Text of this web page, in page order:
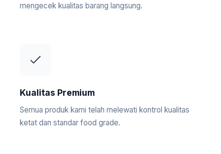
mengecek kualitas barang langsung.
Kualitas Premium
Semua produk kami telah melewati kontrol kualitas
ketat dan standar food grade.